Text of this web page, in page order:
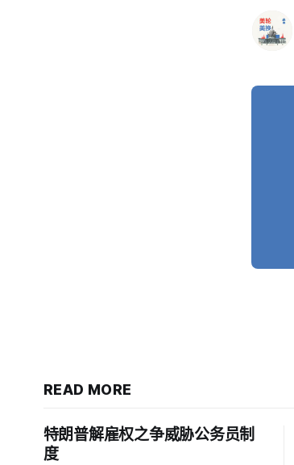
READ MORE
特朗普解雇权之争威胁公务员制
度